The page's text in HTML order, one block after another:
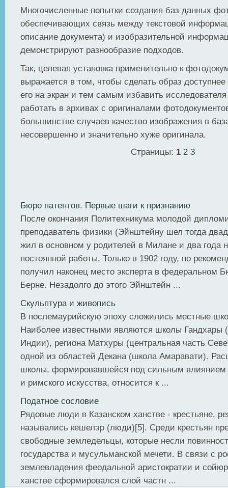
Многочисленные попытки создания баз данных
обеспечивающих связь между текстовой
описание документа) и изобразительной
демонстрируют разнообразие подходов.
Так, целевая установка применительно к
выражается в том, чтобы сделать образ
его на экран и тем самым избавить
работать в архивах с оригиналами
большинстве случаев качество изображения в
несовершенно и значительно хуже оригинала.
Страницы: 1 2 3
Бюро патентов. Первые шаги к признанию
После окончания Политехникума молодой
преподаватель физики (Эйнштейну шел тогда
жил в основном у родителей в Милане и два года
постоянной работы. Только в 1902 году, по
получил наконец место эксперта в федеральном
Берне. Незадолго до этого Эйнштейн ...
Скульптура и живопись
В послемаурийскую эпоху сложились местные
Наиболее известными являются школы Гандхары
Индии), региона Матхуры (центральная часть
одной из областей Декана (школа Амаравати).
школы, формировавшейся под сильным влиянием
и римского искусства, относится к ...
Податное сословие
Рядовые люди в Казанском ханстве - крестьяне,
назывались кешелэр (люди)[5]. Среди крестьян
свободные земледельцы, которые несли
государства и мусульманской мечети. В связи с
землевладения феодальной аристократии и
ханстве сформировался слой частн ...